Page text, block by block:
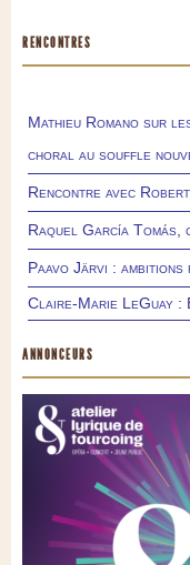
RENCONTRES
Mathieu Romano sur
choral au souffle
Rencontre avec
Raquel García Tomás,
Paavo Järvi :
Claire-Marie LeGuay :
ANNONCEURS